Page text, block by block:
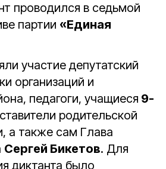
проводился в седьмой
партии «Единая
участие депутатский
организаций и
педагоги, учащиеся 9-
родительской
а также сам Глава
Сергей Бикетов. Для
диктанта было